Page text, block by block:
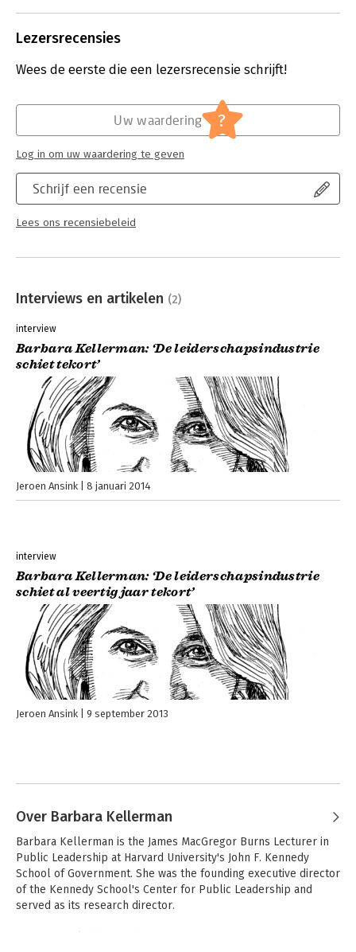
met opstandige patiënten, en
toenemende mate het respect van
Lezersrecensies
Wees de eerste die een lezersrecensie schrijft!
Schrijf een recensie
Lees ons recensiebeleid
Uw waardering ?
Log in om uw waardering te geven
Interviews en artikelen (2)
interview
Barbara Kellerman: ‘De leiderschapsindustrie
schiet tekort’
Jeroen Ansink 8 januari 2014
interview
Barbara Kellerman: ‘De leiderschapsindustrie
schiet al veertig jaar tekort’
Jeroen Ansink 9 september 2013
Over Barbara Kellerman
Barbara Kellerman is the James MacGregor Burns Lecturer in
Public Leadership at Harvard University's John F. Kennedy
School of Government. She was the founding executive director
of the Kennedy School's Center for Public Leadership and
served as its research director.